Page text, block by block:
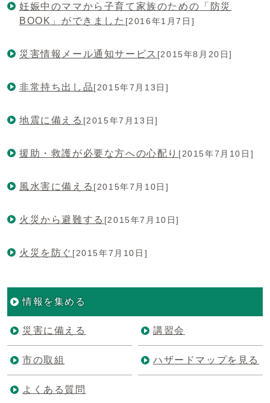
妊娠中のママから子育て家族のための「防災
BOOK」ができました [2016年1月7日]
災害情報メール通知サービス [2015年8月20日]
非常持ち出し品[2015年7月13日]
地震に備える [2015年7月13日]
援助・救護が必要な方への心配り [2015年7月10日]
風水害に備える [2015年7月10日]
火災から避難する [2015年7月10日]
火災を防ぐ [2015年7月10日]
情報を集める
災害に備える 講習会
市の取組 ハザードマップを見る
よくある質問